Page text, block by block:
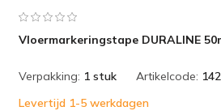
Vloermarkeringstape DURALINE
Verpakking: 1 stuk Artikelcode:
Levertijd 1-5 werkdagen